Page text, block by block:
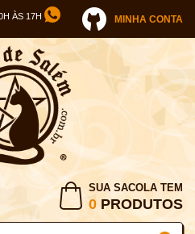
ÀS 17H MINHA CONTA
SUA SACOLA TEM
0 PRODUTOS